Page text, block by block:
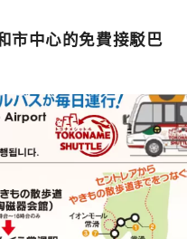
市中心的免費接駁巴